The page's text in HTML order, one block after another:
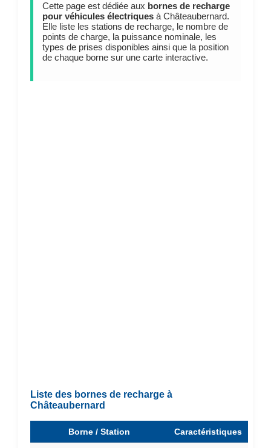
Cette page est dédiée aux bornes de recharge
pour véhicules électriquesà Châteaubernard.
Elle liste les stations de recharge, le nombre de
points de charge, la puissance nominale, les
types de prises disponibles ainsi que la position
de chaque borne sur une carte interactive.
Liste des bornes de recharge à
Châteaubernard
Borne / Station Caractéristiques